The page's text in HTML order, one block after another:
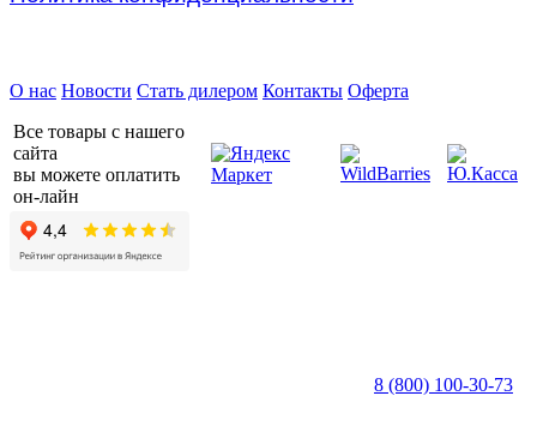
О нас Новости Стать дилером Контакты Оферта
Все товары с нашего
сайта
вы можете оплатить
он-лайн
8 (800) 100-30-73